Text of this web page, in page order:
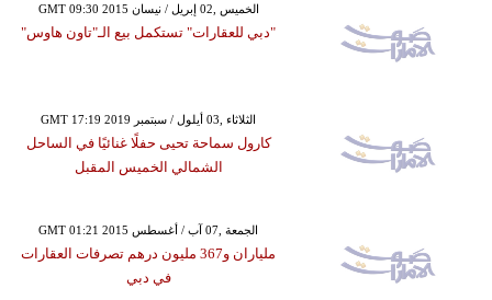
GMT 09:30 2015 الخميس ,02 إبريل / نيسان
"دبي للعقارات" تستكمل بيع الـ"تاون هاوس"
GMT 17:19 2019 الثلاثاء ,03 أيلول / سبتمبر
كارول سماحة تحيى حفلًا غنائيًا في الساحل
الشمالي الخميس المقبل
GMT 01:21 2015 الجمعة ,07 آب / أغسطس
ملياران و367 مليون درهم تصرفات العقارات
في دبي